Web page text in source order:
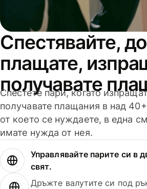
Спестявайте,
плащате,
получавате
Спестете пари, когато
получавате плащания в над
от което се нуждаете, в една
имате нужда от нея.
Управлявайте парите си в
свят.
Дръжте валутите си под